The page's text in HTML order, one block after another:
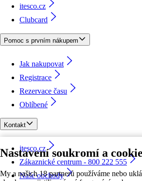
Nastavení soukromí a
My a našich 18 partnerů používáme nebo
itesco.cz
Clubcard
Pomoc s prvním nákupem
Jak nakupovat
Registrace
Rezervace času
Oblíbené
Kontakt
itesco.cz
Zákaznické centrum - 800 222 555
Naše obchody